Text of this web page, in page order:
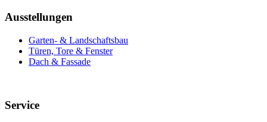
Ausstellungen
Garten- & Landschaftsbau
Türen, Tore & Fenster
Dach & Fassade
Service